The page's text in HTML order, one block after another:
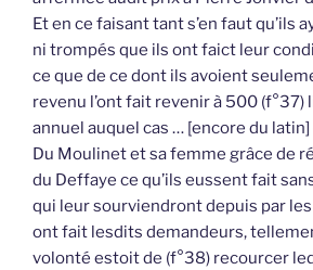
Et en ce faisant tant s’en faut qu’ils
ni trompés que ils ont faict leur
ce que de ce dont ils avoient
revenu l’ont fait revenir à 500 (f°37)
annuel auquel cas … [encore du
Du Moulinet et sa femme grâce de
du Deffaye ce qu’ils eussent fait
qui leur sourviendront depuis par
ont fait lesdits demandeurs,
volonté estoit de (f°38) recourcer